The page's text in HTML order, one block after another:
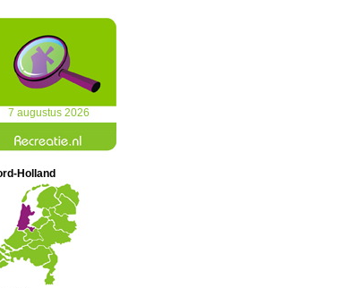
7 augustus 2026
Holland